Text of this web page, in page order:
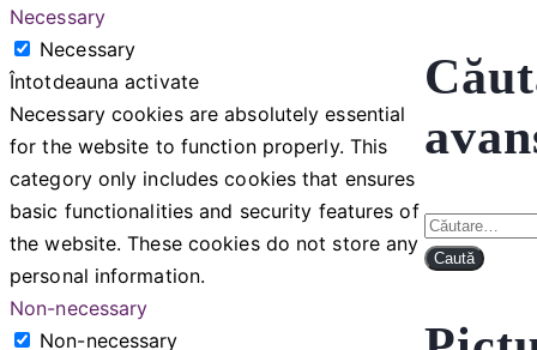
Caută
după:
Necessary
Necessary
Întotdeauna activate
Necessary cookies are absolutely essential
for the website to function properly. This
category only includes cookies that ensures
basic functionalities and security features of
the website. These cookies do not store any
personal information.
Non-necessary
Non-necessary